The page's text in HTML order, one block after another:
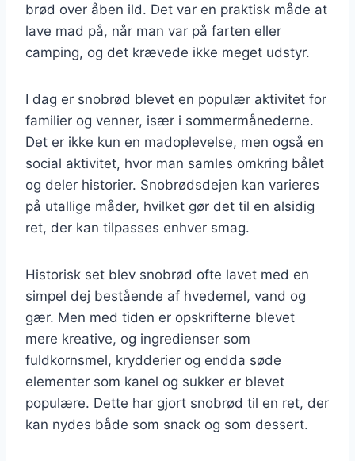
brød over åben ild. Det var en praktisk måde at
lave mad på, når man var på farten eller
camping, og det krævede ikke meget udstyr.
I dag er snobrød blevet en populær aktivitet for
familier og venner, især i sommermånederne.
Det er ikke kun en madoplevelse, men også en
social aktivitet, hvor man samles omkring bålet
og deler historier. Snobrødsdejen kan varieres
på utallige måder, hvilket gør det til en alsidig
ret, der kan tilpasses enhver smag.
Historisk set blev snobrød ofte lavet med en
simpel dej bestående af hvedemel, vand og
gær. Men med tiden er opskrifterne blevet
mere kreative, og ingredienser som
fuldkornsmel, krydderier og endda søde
elementer som kanel og sukker er blevet
populære. Dette har gjort snobrød til en ret, der
kan nydes både som snack og som dessert.